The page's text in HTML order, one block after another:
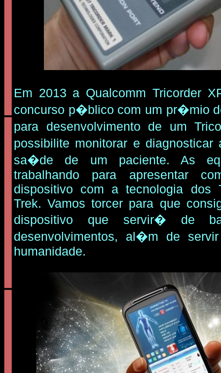
Em 2013 a Qualcomm Tricorder
concurso p�blico com um pr�mio
para desenvolvimento de um
possibilite monitorar e
sa�de de um paciente. As
trabalhando para apresentar
dispositivo com a tecnologia dos
Trek. Vamos torcer para que
dispositivo que servir� de
desenvolvimentos, al�m de
humanidade.